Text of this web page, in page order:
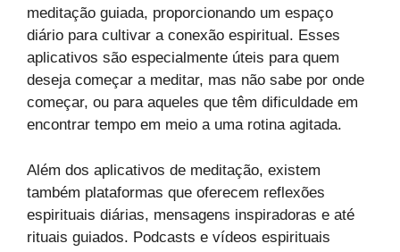
meditação guiada, proporcionando um espaço
diário para cultivar a conexão espiritual. Esses
aplicativos são especialmente úteis para quem
deseja começar a meditar, mas não sabe por onde
começar, ou para aqueles que têm dificuldade em
encontrar tempo em meio a uma rotina agitada.
Além dos aplicativos de meditação, existem
também plataformas que oferecem reflexões
espirituais diárias, mensagens inspiradoras e até
rituais guiados. Podcasts e vídeos espirituais